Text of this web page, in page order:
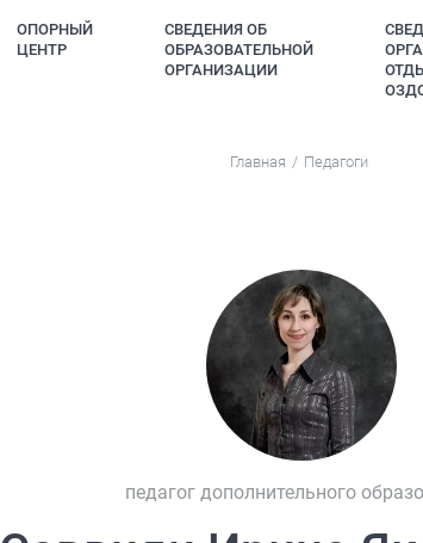
ОПОРНЫЙ
ЦЕНТР
СВЕДЕНИЯ ОБ
ОБРАЗОВАТЕЛЬНОЙ
ОРГАНИЗАЦИИ
Главная Педагоги
педагог дополнительного